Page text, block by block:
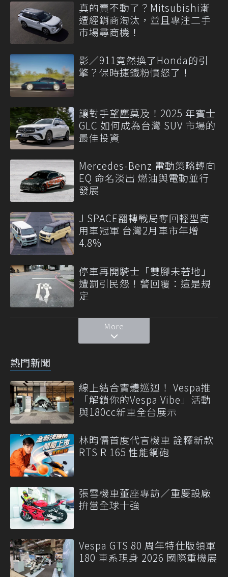
真的賣不動了？Mitsubishi漸
遭經銷商淘汰，並且專注二手
市場尋商機！
影／911竟然換了Honda的引
擎？保時捷鐵粉憤怒了！
讓對手望塵莫及！2025 年賓士
GLC 如何成為台灣 SUV 市場的
最佳投資
Mercedes-Benz 電動策略轉向
EQ 命名淡出 燃油與電動並行
發展
J SPACE翻轉戰局奪回輕型商
用車冠軍 台灣2月車市年增
4.8%
停車再開騎士「雙腳未著地」
遭罰引民怨！警回覆：這是規
定
More
熱門新聞
線上結合實體巡迴！ Vespa推
「解鎖你的Vespa Vibe」活動
與180cc新車全台展示
林昀儒首度代言機車 詮釋新款
RTS R 165 性能鋼砲
張雪機車董座專訪／重慶設廠
拚當全球十強
Vespa GTS 80 周年特仕版領軍
180 車系現身 2026 國際重機展